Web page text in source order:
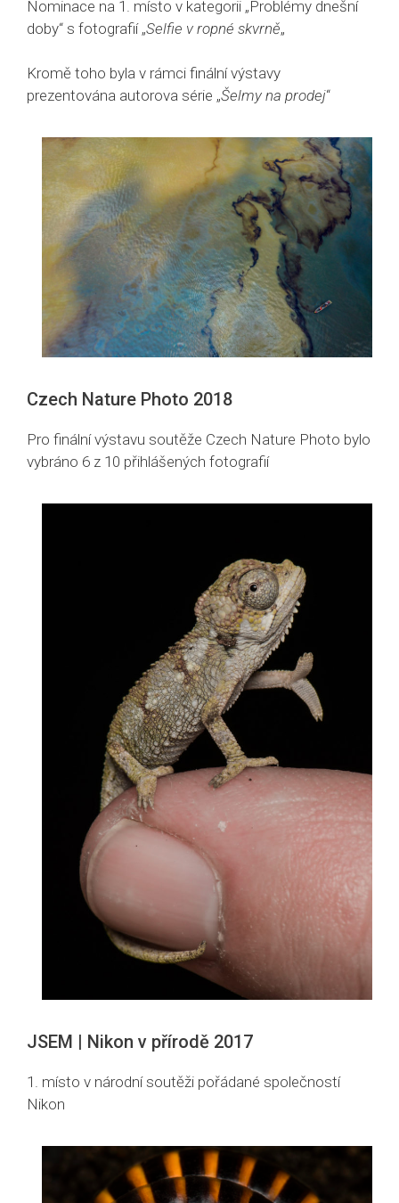
Nominace na 1. místo v kategorii „Problémy dnešní
doby“ s fotografií „Selfie v ropné skvrně„
Kromě toho byla v rámci finální výstavy
prezentována autorova série „Šelmy na prodej“
Czech Nature Photo 2018
Pro finální výstavu soutěže Czech Nature Photo bylo
vybráno 6 z 10 přihlášených fotografií
JSEM | Nikon v přírodě 2017
1. místo v národní soutěži pořádané společností
Nikon